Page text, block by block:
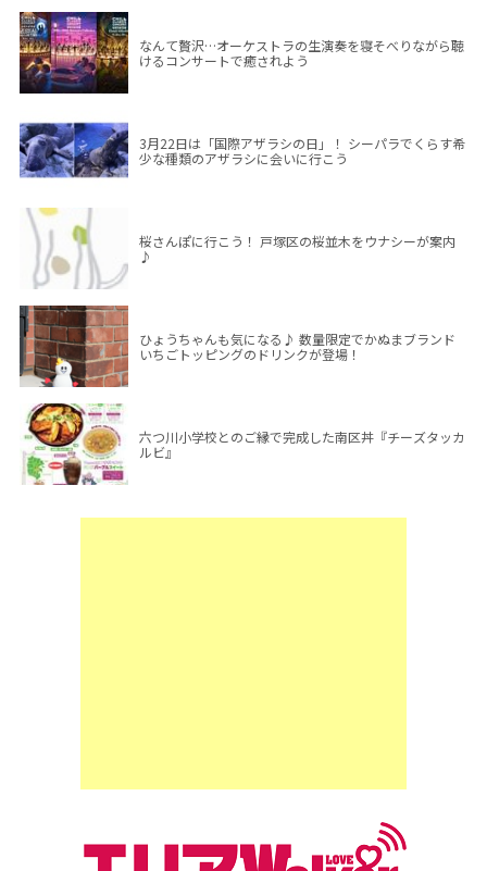
なんて贅沢…オーケストラの生演奏を寝そべりながら聴
けるコンサートで癒されよう
3月22日は「国際アザラシの日」！ シーパラでくらす希
少な種類のアザラシに会いに行こう
桜さんぽに行こう！ 戸塚区の桜並木をウナシーが案内
♪
ひょうちゃんも気になる♪ 数量限定でかぬまブランド
いちごトッピングのドリンクが登場！
六つ川小学校とのご縁で完成した南区丼『チーズタッカ
ルビ』